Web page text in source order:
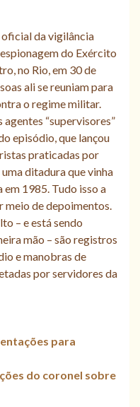
oficial da vigilância
do Exército
no Rio, em 30 de
ali se reuniam para
o regime militar.
“supervisores”
episódio, que lançou
praticadas por
ditadura que vinha
1985. Tudo isso a
de depoimentos.
– e está sendo
mão – são registros
e manobras de
por servidores da
para
do coronel sobre